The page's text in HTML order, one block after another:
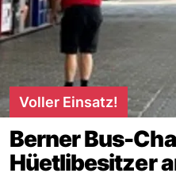
Voller Einsatz!
Berner Bus-
Hüetlibesitzer